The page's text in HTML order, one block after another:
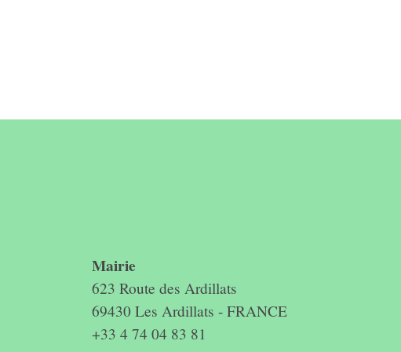
Mairie
623 Route des Ardillats
69430 Les Ardillats - FRANCE
+33 4 74 04 83 81